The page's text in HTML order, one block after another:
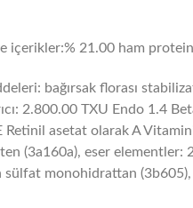
içerikler:% 21.00 ham
bağırsak florası
2.800.00 TXU Endo 1.4
Retinil asetat olarak A
(3a160a), eser elementler:
sülfat monohidrattan